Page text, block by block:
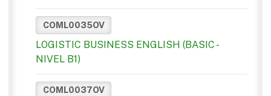
COML0035OV
LOGISTIC BUSINESS ENGLISH (BASIC -
NIVEL B1)
COML0037OV